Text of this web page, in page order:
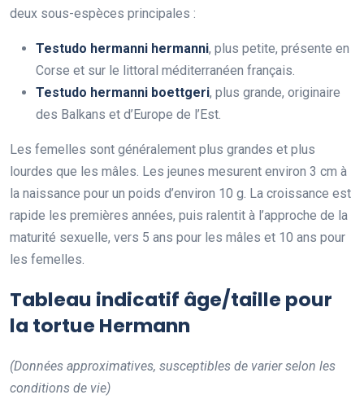
deux sous-espèces principales :
Testudo hermanni hermanni, plus petite, présente en
Corse et sur le littoral méditerranéen français.
Testudo hermanni boettgeri, plus grande, originaire
des Balkans et d’Europe de l’Est.
Les femelles sont généralement plus grandes et plus
lourdes que les mâles. Les jeunes mesurent environ 3 cm à
la naissance pour un poids d’environ 10 g. La croissance est
rapide les premières années, puis ralentit à l’approche de la
maturité sexuelle, vers 5 ans pour les mâles et 10 ans pour
les femelles.
Tableau indicatif âge/taille pour
la tortue Hermann
(Données approximatives, susceptibles de varier selon les
conditions de vie)